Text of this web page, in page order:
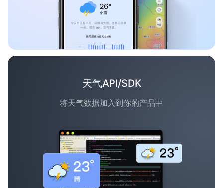
天气API/SDK
将天气数据加入到你的产品中